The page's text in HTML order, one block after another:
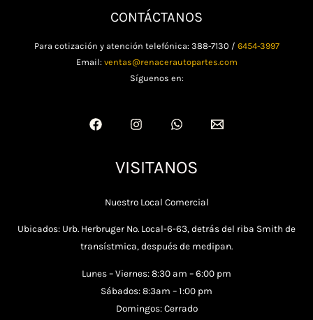
CONTÁCTANOS
Para cotización y atención telefónica: 388-7130 / 6454-3997
Email: ventas@renacerautopartes.com
Síguenos en:
VISITANOS
Nuestro Local Comercial
Ubicados: Urb. Herbruger No. Local-6-63, detrás del riba Smith de
transístmica, después de medipan.
Lunes – Viernes: 8:30 am – 6:00 pm
Sábados: 8:3am – 1:00 pm
Domingos: Cerrado